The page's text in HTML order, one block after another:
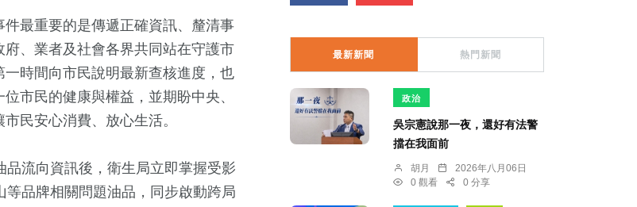
最重要的是傳遞正確資訊、釐清事
、業者及社會各界共同站在守護市
時間向市民說明最新查核進度，也
市民的健康與權益，並期盼中央、
民安心消費、放心生活。
流向資訊後，衛生局立即掌握受影
品牌相關問題油品，同步啟動跨局
最新新聞 熱門新聞
政治
吳宗憲說那一夜，還好有法警
擋在我面前
胡月
2026年八月06日
0 觀看
0 分享